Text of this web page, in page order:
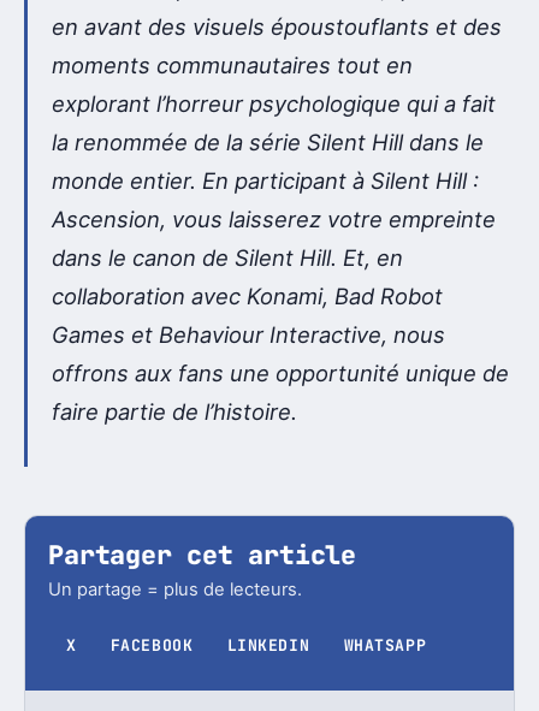
en avant des visuels époustouflants et des
moments communautaires tout en
explorant l’horreur psychologique qui a fait
la renommée de la série Silent Hill dans le
monde entier. En participant à Silent Hill :
Ascension, vous laisserez votre empreinte
dans le canon de Silent Hill. Et, en
collaboration avec Konami, Bad Robot
Games et Behaviour Interactive, nous
offrons aux fans une opportunité unique de
faire partie de l’histoire.
Partager cet article
Un partage = plus de lecteurs.
X FACEBOOK LINKEDIN WHATSAPP